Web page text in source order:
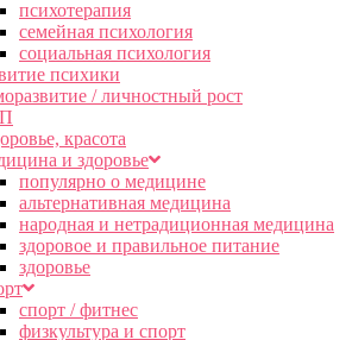
психотерапия
семейная психология
социальная психология
психики
/ личностный рост
красота
и здоровье
популярно о медицине
альтернативная медицина
народная и нетрадиционная медицина
здоровое и правильное питание
здоровье
спорт / фитнес
физкультура и спорт